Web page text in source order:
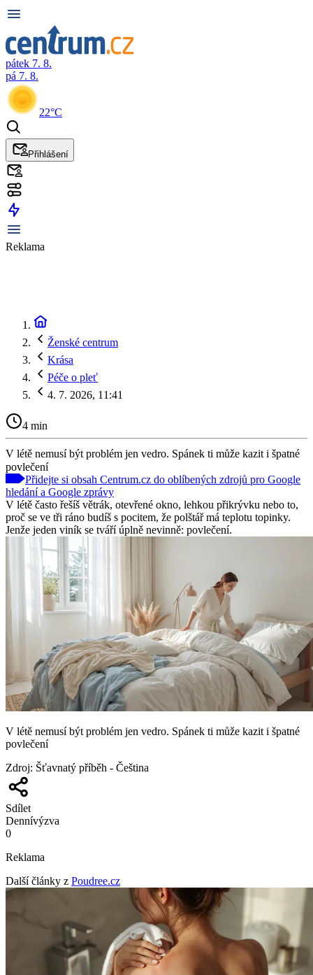
pátek 7. 8.
pá 7. 8.
22°C
Přihlášení
Reklama
Ženské centrum
Krása
Péče o pleť
4. 7. 2026, 11:41
4 min
V létě nemusí být problém jen vedro. Spánek ti může kazit i špatné
povlečení
Přidejte si obsah Centrum.cz do oblíbených zdrojů pro Google
hledání a Google zprávy
V létě často řešíš větrák, otevřené okno, lehkou přikrývku nebo to,
proč se ve tři ráno budíš s pocitem, že polštář má teplotu topinky.
Jenže jeden viník se tváří úplně nevinně: povlečení.
V létě nemusí být problém jen vedro. Spánek ti může kazit i špatné
povlečení
Zdroj: Šťavnatý příběh - Čeština
Sdílet
Dennívýzva
0
Reklama
Další články z Poudree.cz